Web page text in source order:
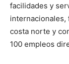
facilidades y
costa norte y
100 empleos